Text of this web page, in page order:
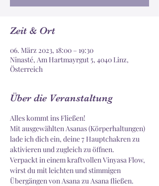
Zeit & Ort
06. März 2023, 18:00 – 19:30
Ninasté, Am Hartmayrgut 5, 4040 Linz,
Österreich
Über die Veranstaltung
Alles kommt ins Fließen!
Mit ausgewählten Asanas (Körperhaltungen)
lade ich dich ein, deine 7 Hauptchakren zu
aktivieren und zugleich zu öffnen.
Verpackt in einem kraftvollen Vinyasa Flow,
wirst du mit leichten und stimmigen
Übergängen von Asana zu Asana fließen.